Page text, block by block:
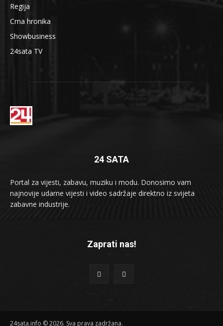
Regija
Crna hronika
Showbusiness
24sata TV
24 SATA
Portal za vijesti, zabavu, muziku i modu. Donosimo vam
najnovije udarne vijesti i video sadržaje direktno iz svijeta
zabavne industrije.
Zaprati nas!
24sata.info © 2026. Sva prava zadržana.